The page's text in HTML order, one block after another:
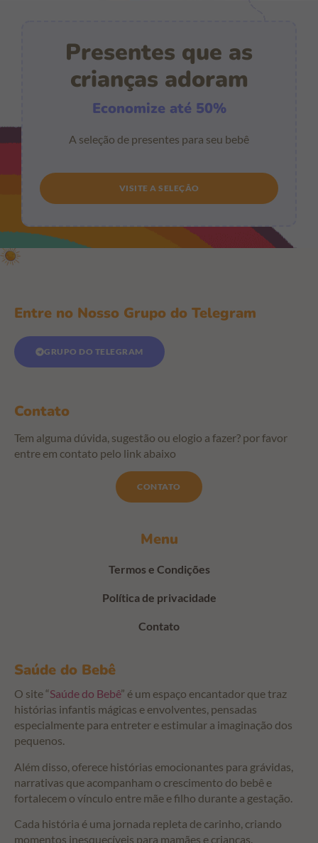
Presentes que as
crianças adoram
Economize até 50%
A seleção de presentes para seu bebê
VISITE A SELEÇÃO
Saúde do Bebê
O site “Saúde do Bebê” é um espaço encantador que traz
histórias infantis mágicas e envolventes, pensadas
especialmente para entreter e estimular a imaginação dos
pequenos.
Além disso, oferece histórias emocionantes para grávidas,
narrativas que acompanham o crescimento do bebê e
fortalecem o vínculo entre mãe e filho durante a gestação.
Cada história é uma jornada repleta de carinho, criando
momentos inesquecíveis para mamães e crianças.
Menu
Termos e Condições
Política de privacidade
Contato
Entre no Nosso Grupo do Telegram
GRUPO DO TELEGRAM
Contato
Tem alguma dúvida, sugestão ou elogio a fazer? por favor
entre em contato pelo link abaixo
CONTATO